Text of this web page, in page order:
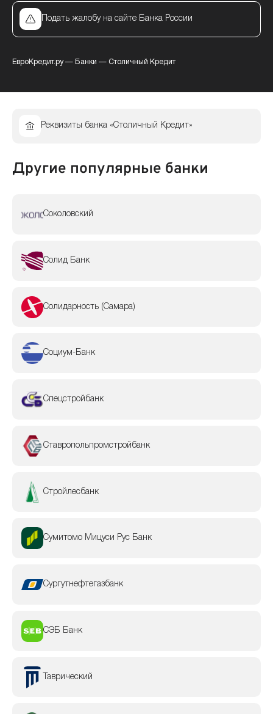
Подать жалобу на сайте Банка России
ЕвроКредит.ру— Банки — Столичный Кредит
Реквизиты банка «Столичный Кредит»
Другие популярные банки
Соколовский
Солид Банк
Солидарность (Самара)
Социум-Банк
Спецстройбанк
Ставропольпромстройбанк
Стройлесбанк
Сумитомо Мицуси Рус Банк
Сургутнефтегазбанк
СЭБ Банк
Таврический